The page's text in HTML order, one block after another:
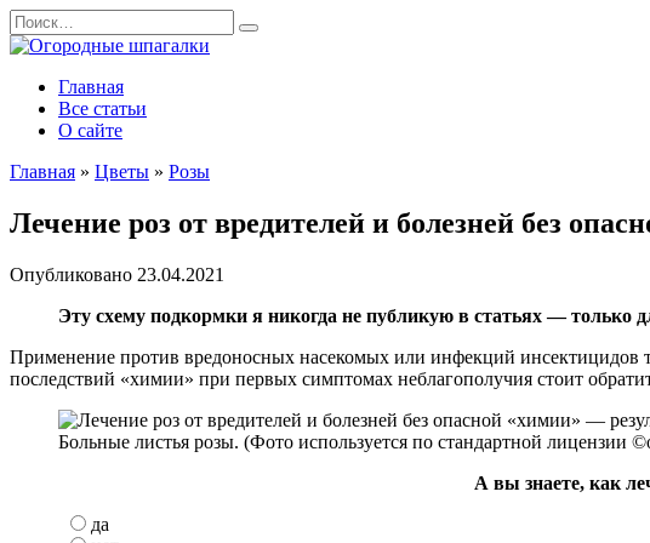
Перейти
к
содержанию
Search
for:
Главная
Все статьи
О сайте
Главная » Цветы » Розы
Лечение роз от вредителей и болезней без
Опубликовано 23.04.2021
Эту схему подкормки я никогда не публикую в статьях — только
Применение против вредоносных насекомых или инфекций
последствий «химии» при первых симптомах неблагополучия стоит
Больные листья розы. (Фото используется по стандартной лицензии
А вы знаете, как
да